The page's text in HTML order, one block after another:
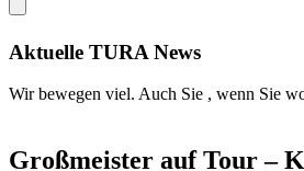
Aktuelle TURA News
Wir bewegen viel. Auch Sie , wenn Sie
Großmeister auf Tour –